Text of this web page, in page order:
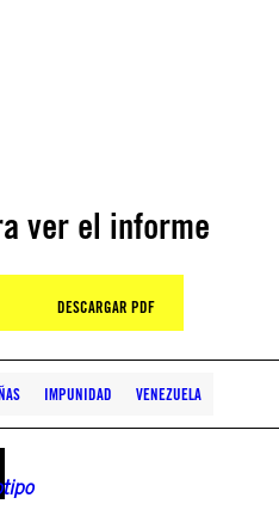
ver el informe
DESCARGAR PDF
IMPUNIDAD VENEZUELA